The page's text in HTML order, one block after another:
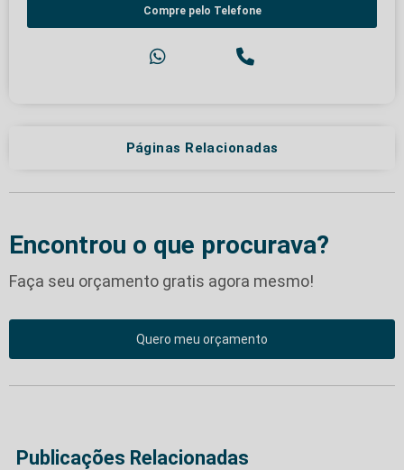
Compre pelo Telefone
Páginas Relacionadas
Encontrou o que procurava?
Faça seu orçamento gratis agora mesmo!
Quero meu orçamento
Publicações Relacionadas